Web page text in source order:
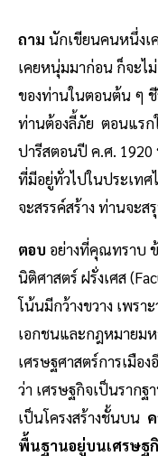
ถาม นักเขียนคนหนึ่งเ
เคยหนุ่มมาก่อน ก็จะไม่
ของท่านในตอนต้น ๆ
ท่านต้องลี้ภัย ตอนแร
ปารีสตอนปี ค.ศ.
ที่มีอยู่ทั่วไปในประเท
จะสรรค์สร้าง ท่านจะ
ตอบ อย่างที่คุณทราบ
นิติศาสตร์ ฝรั่งเศส
โน้นมีกว้างขวาง เพรา
เอกชนและกฎหมายม
เศรษฐศาสตร์การเมือ
ว่า เศรษฐกิจเป็นราก
เป็นโครงสร้างชั้นบน
พื้นฐานอยู่บนเศรษฐ